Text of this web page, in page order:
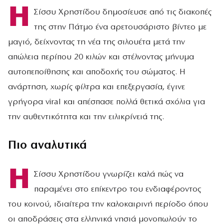
Η
Σίσσυ Χρηστίδου δημοσίευσε από τις διακοπές
της στην Πάτμο ένα αρετουσάριστο βίντεο με
μαγιό, δείχνοντας τη νέα της σιλουέτα μετά την
απώλεια περίπου 20 κιλών και στέλνοντας μήνυμα
αυτοπεποίθησης και αποδοχής του σώματος. Η
ανάρτηση, χωρίς φίλτρα και επεξεργασία, έγινε
γρήγορα viral και απέσπασε πολλά θετικά σχόλια για
την αυθεντικότητα και την ειλικρίνειά της.
Πιο αναλυτικά
Η
Σίσσυ Χρηστίδου γνωρίζει καλά πώς να
παραμένει στο επίκεντρο του ενδιαφέροντος
του κοινού, ιδιαίτερα την καλοκαιρινή περίοδο όπου
οι αποδράσεις στα ελληνικά νησιά μονοπωλούν το